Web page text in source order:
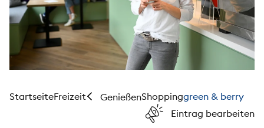
StartseiteFreizeit GenießenShoppinggreen & berry
Eintrag bearbeiten